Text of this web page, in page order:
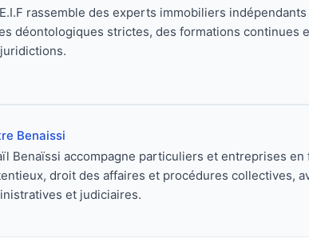
rassemble des experts immobiliers
déontologiques strictes, des formations continues
Benaissi
Benaïssi accompagne particuliers et entreprises
droit des affaires et procédures collectives,
et judiciaires.